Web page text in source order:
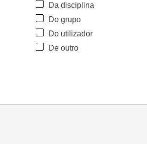
Da disciplina
Do grupo
Do utilizador
De outro